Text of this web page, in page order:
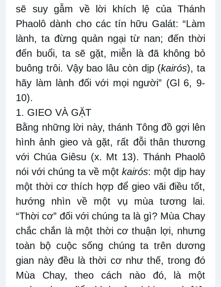
sẽ suy gẫm về lời khích lệ của Thánh
Phaolô dành cho các tín hữu Galát: “Làm
lành, ta đừng quản ngại từ nan; đến thời
đến buổi, ta sẽ gặt, miễn là đã không bỏ
buông trôi. Vậy bao lâu còn dịp (kairós), ta
hãy làm lành đối với mọi người” (Gl 6, 9-
10).
1. GIEO VÀ GẶT
Bằng những lời này, thánh Tông đồ gợi lên
hình ảnh gieo và gặt, rất đỗi thân thương
với Chúa Giêsu (x. Mt 13). Thánh Phaolô
nói với chúng ta về một kairós: một dịp hay
một thời cơ thích hợp để gieo vãi điều tốt,
hướng nhìn về một vụ mùa tương lai.
“Thời cơ” đối với chúng ta là gì? Mùa Chay
chắc chắn là một thời cơ thuận lợi, nhưng
toàn bộ cuộc sống chúng ta trên dương
gian này đều là thời cơ như thế, trong đó
Mùa Chay, theo cách nào đó, là một